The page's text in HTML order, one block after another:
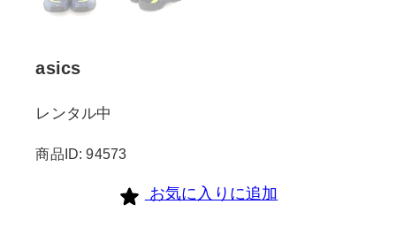
asics
レンタル中
商品ID: 94573
お気に入りに追加